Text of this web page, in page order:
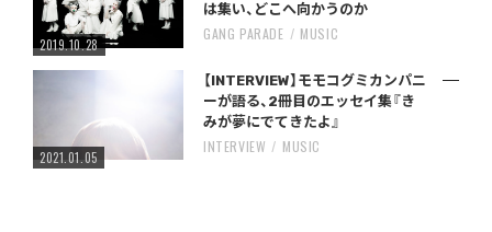
2019.10.28
は集い、どこへ向かうのか
GANG PARADE MUSIC
2021.01.05
【INTERVIEW】モモコグミカンパニ
ーが語る、2冊目のエッセイ集『き
みが夢にでてきたよ』
INTERVIEW MUSIC